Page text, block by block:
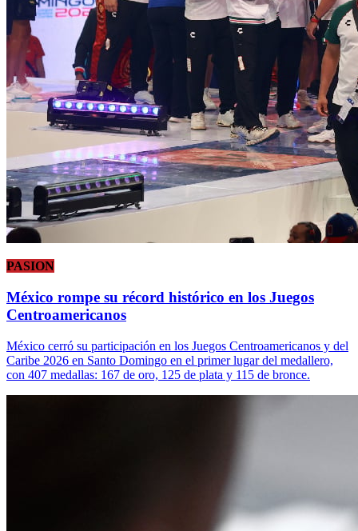
PASION
México rompe su récord histórico en los Juegos
Centroamericanos
México cerró su participación en los Juegos Centroamericanos y del
Caribe 2026 en Santo Domingo en el primer lugar del medallero,
con 407 medallas: 167 de oro, 125 de plata y 115 de bronce.